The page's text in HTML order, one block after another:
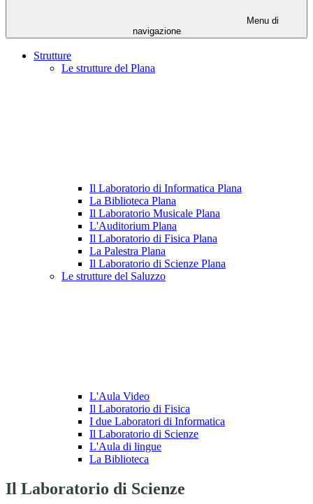
Menu di
navigazione
Strutture
Le strutture del Plana
Il Laboratorio di Informatica Plana
La Biblioteca Plana
Il Laboratorio Musicale Plana
L'Auditorium Plana
Il Laboratorio di Fisica Plana
La Palestra Plana
Il Laboratorio di Scienze Plana
Le strutture del Saluzzo
L'Aula Video
Il Laboratorio di Fisica
I due Laboratori di Informatica
Il Laboratorio di Scienze
L'Aula di lingue
La Biblioteca
Il Laboratorio di Scienze